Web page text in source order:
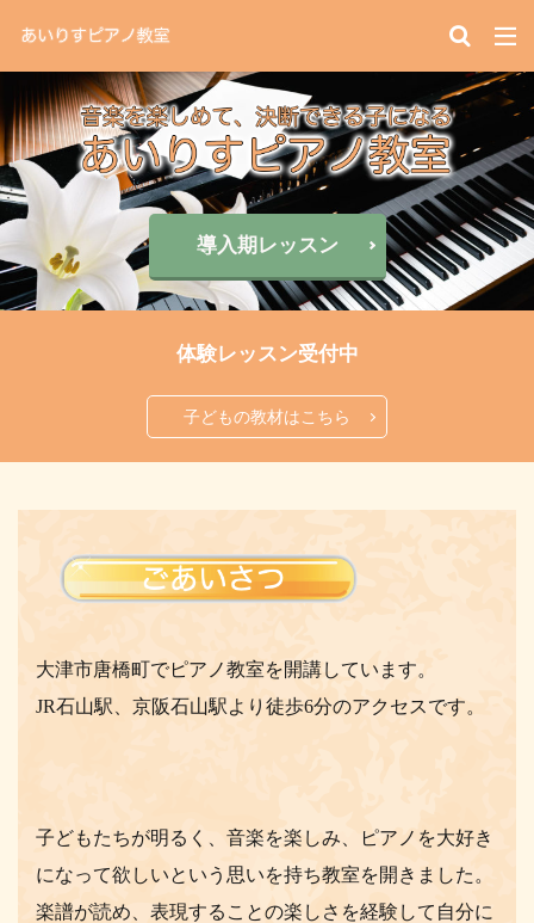
導入期レッスン
体験レッスン受付中
子どもの教材はこちら
大津市唐橋町でピアノ教室を開講しています。
JR石山駅、京阪石山駅より徒歩6分のアクセスです。
子どもたちが明るく、音楽を楽しみ、ピアノを大好き
になって欲しいという思いを持ち教室を開きました。
楽譜が読め、表現することの楽しさを経験して自分に